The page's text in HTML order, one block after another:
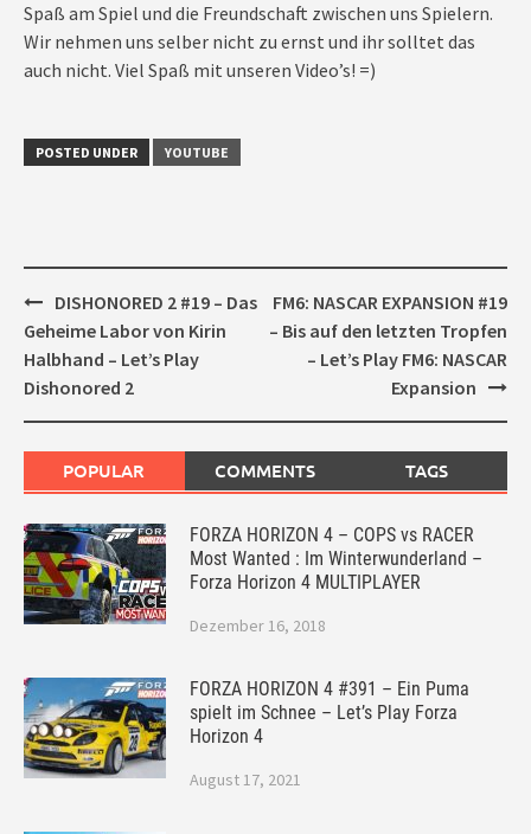
Spaß am Spiel und die Freundschaft zwischen uns Spielern.
Wir nehmen uns selber nicht zu ernst und ihr solltet das
auch nicht. Viel Spaß mit unseren Video’s! =)
POSTED UNDER YOUTUBE
Post
navigation
DISHONORED 2 #19 – Das
Geheime Labor von Kirin
Halbhand – Let’s Play
Dishonored 2
FM6: NASCAR EXPANSION #19
– Bis auf den letzten Tropfen
– Let’s Play FM6: NASCAR
Expansion
POPULAR COMMENTS TAGS
FORZA HORIZON 4 – COPS vs RACER
Most Wanted : Im Winterwunderland –
Forza Horizon 4 MULTIPLAYER
Dezember 16, 2018
FORZA HORIZON 4 #391 – Ein Puma
spielt im Schnee – Let’s Play Forza
Horizon 4
August 17, 2021